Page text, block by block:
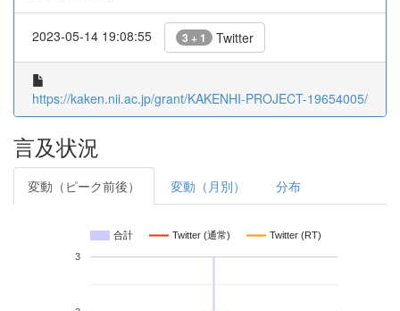
2023-05-14 19:08:55 3 + 1 Twitter
https://kaken.nii.ac.jp/grant/KAKENHI-PROJECT-19654005/
言及状況
変動（ピーク前後） 変動（月別） 分布
合計 Twitter (通常) Twitter (RT)
3